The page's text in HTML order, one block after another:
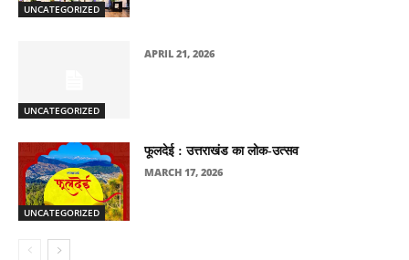
UNCATEGORIZED
UNCATEGORIZED
APRIL 21, 2026
UNCATEGORIZED
फूलदेई : उत्तराखंड का लोक-उत्सव
MARCH 17, 2026